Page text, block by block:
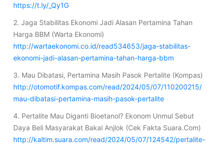
https://t.ly/_Qy1G
2. Jaga Stabilitas Ekonomi Jadi Alasan Pertamina Tahan
Harga BBM (Warta Ekonomi)
http://wartaekonomi.co.id/read534653/jaga-stabilitas-
ekonomi-jadi-alasan-pertamina-tahan-harga-bbm
3. Mau Dibatasi, Pertamina Masih Pasok Pertalite (Kompas)
http://otomotif.kompas.com/read/2024/05/07/110200215/
mau-dibatasi-pertamina-masih-pasok-pertalite
4. Pertalite Mau Diganti Bioetanol? Ekonom Unmul Sebut
Daya Beli Masyarakat Bakal Anjlok (Cek Fakta Suara.Com)
http://kaltim.suara.com/read/2024/05/07/124542/pertalite-